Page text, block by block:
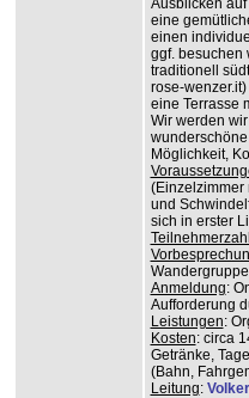
Ausblicken
eine
einen
ggf. besuchen
traditionell
rose-
eine Terrasse
Wir werden
Möglichkeit,
(Einzelzimmer
und
sich in erster
Anmeldung:
Aufforderung
Leistungen:
Kosten: circa
Getränke,
(Bahn,
Leitung: